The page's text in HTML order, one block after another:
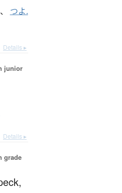
、 つよ.
Details ▸
junior
Details ▸
grade